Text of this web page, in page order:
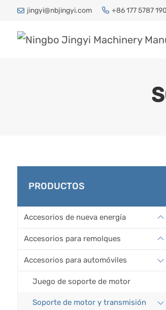
jingyi@nbjingyi.com +86 177 5787
PRODUCTOS
Accesorios de nueva energía
Accesorios para remolques
Accesorios para automóviles
Juego de soporte de motor
Soporte de motor y transmisión